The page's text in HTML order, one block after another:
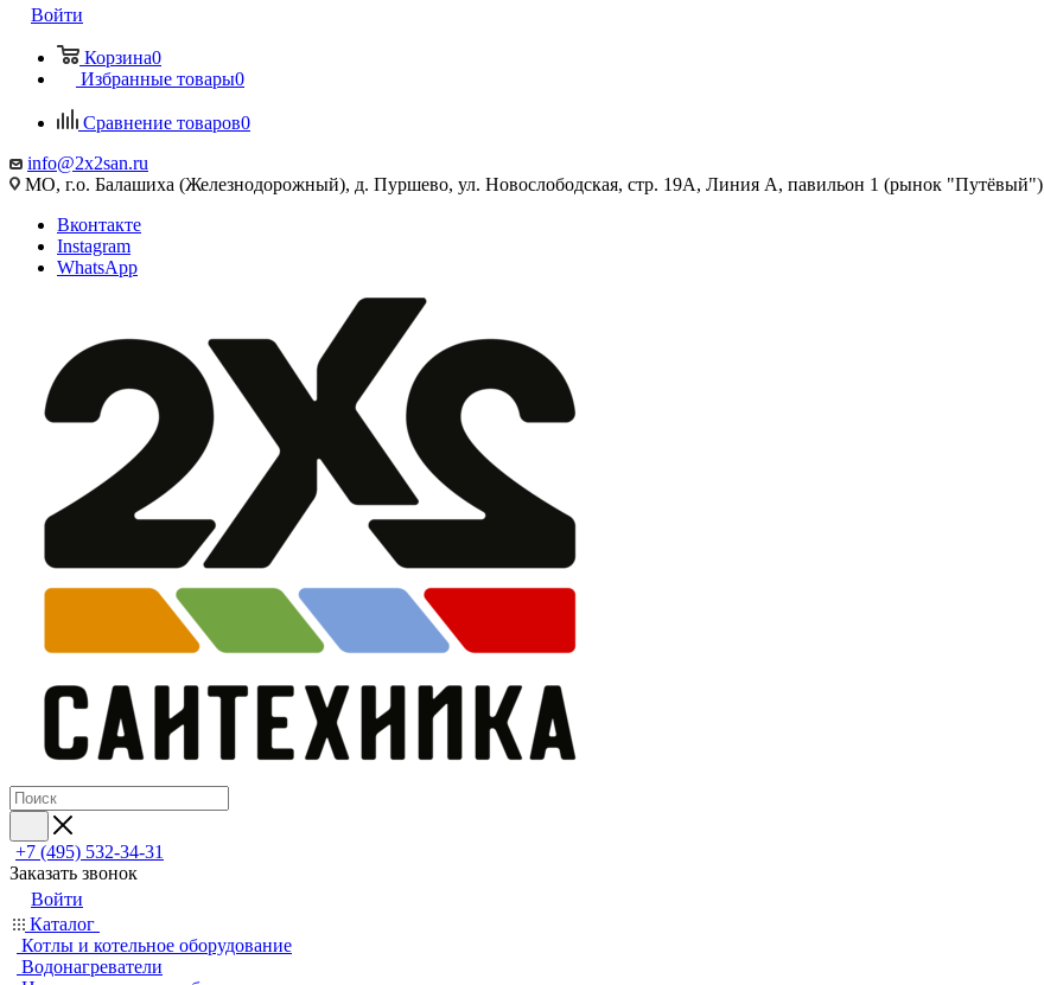
Войти
Корзина0
Избранные товары0
Сравнение товаров0
info@2x2san.ru
МО, г.о. Балашиха (Железнодорожный), д. Пуршево, ул. Новослободская, стр. 19А, Линия А, павильон 1 (рынок "Путёвый")
Вконтакте
Instagram
WhatsApp
+7 (495) 532‑34‑31
Заказать звонок
Войти
Каталог
Котлы и котельное оборудование
Водонагреватели